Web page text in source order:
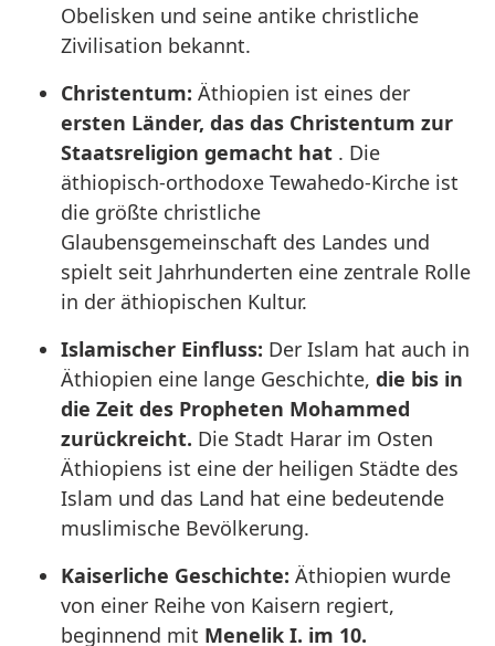
Obelisken und seine antike christliche
Zivilisation bekannt.
Christentum: Äthiopien ist eines der
ersten Länder, das das Christentum zur
Staatsreligion gemacht hat . Die
äthiopisch-orthodoxe Tewahedo-Kirche ist
die größte christliche
Glaubensgemeinschaft des Landes und
spielt seit Jahrhunderten eine zentrale Rolle
in der äthiopischen Kultur.
Islamischer Einfluss: Der Islam hat auch in
Äthiopien eine lange Geschichte, die bis in
die Zeit des Propheten Mohammed
zurückreicht. Die Stadt Harar im Osten
Äthiopiens ist eine der heiligen Städte des
Islam und das Land hat eine bedeutende
muslimische Bevölkerung.
Kaiserliche Geschichte: Äthiopien wurde
von einer Reihe von Kaisern regiert,
beginnend mit Menelik I. im 10.